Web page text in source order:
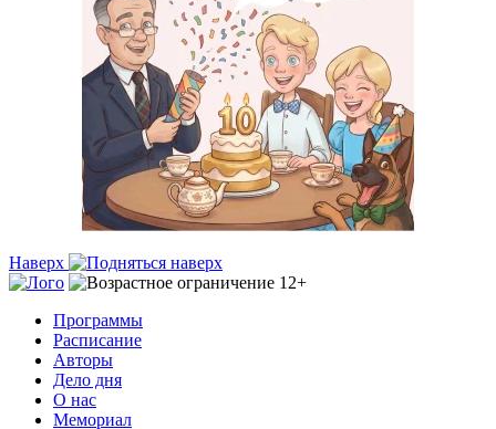
Наверх
Программы
Расписание
Авторы
Дело дня
О нас
Мемориал